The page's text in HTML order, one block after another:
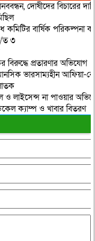
দোষীদের বিচারের দাবি
বার্ষিক পরিকল্পনা
ত ৩
প্রতারণার অভিযোগ
ভারসাম্যহীন আফিয়া-
লাইসেন্স না পাওয়ার
ক্যাম্প ও খাবার বিতরণ